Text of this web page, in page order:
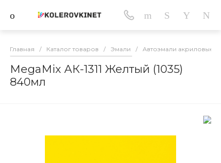
Главная / Каталог товаров / Эмали / Автоэмали акриловые
MegaMix АК-1311 Желтый (1035)
840мл